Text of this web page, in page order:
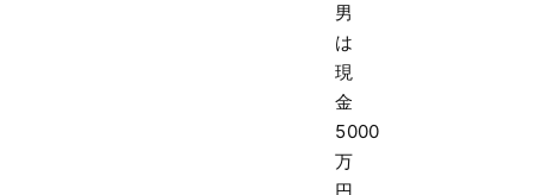
男
は
現
金
5000
万